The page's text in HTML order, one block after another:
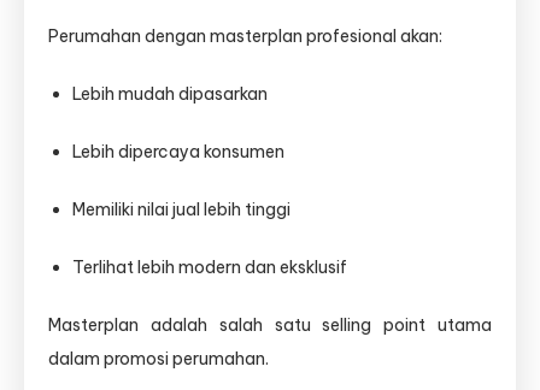
Perumahan dengan masterplan profesional akan:
Lebih mudah dipasarkan
Lebih dipercaya konsumen
Memiliki nilai jual lebih tinggi
Terlihat lebih modern dan eksklusif
Masterplan adalah salah satu selling point utama
dalam promosi perumahan.